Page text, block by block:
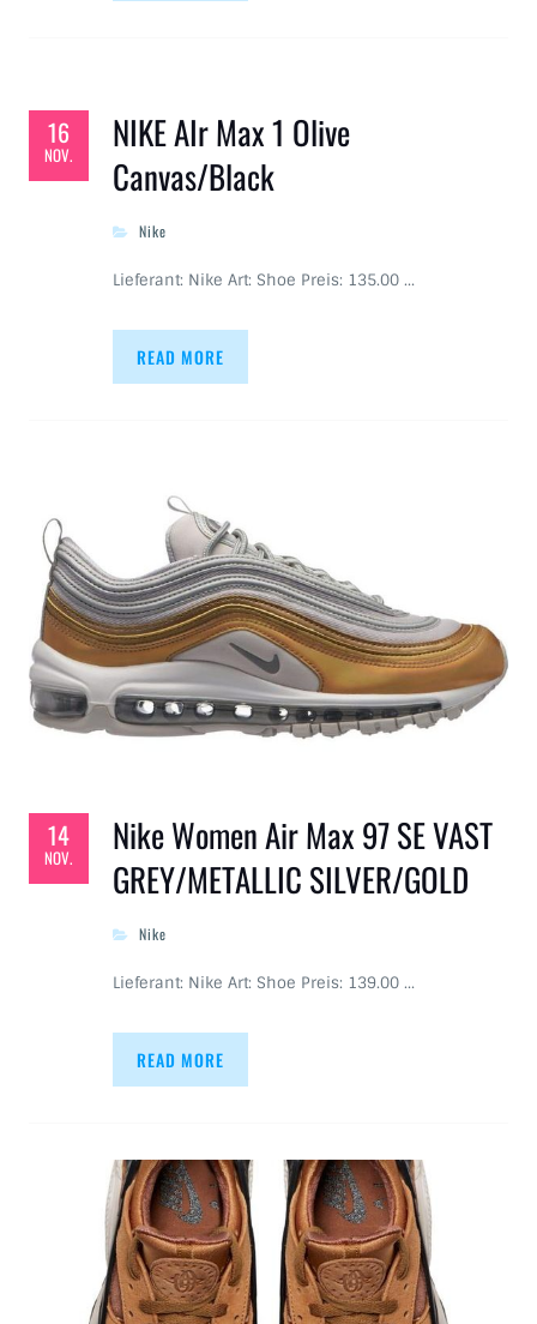
16
NOV.
NIKE AIr Max 1 Olive
Canvas/Black
Nike
Lieferant: Nike Art: Shoe Preis: 135.00 …
READ MORE
14
NOV.
Nike Women Air Max 97 SE VAST
GREY/METALLIC SILVER/GOLD
Nike
Lieferant: Nike Art: Shoe Preis: 139.00 …
READ MORE